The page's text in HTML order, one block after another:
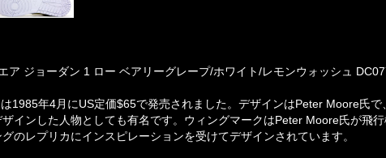
ア ジョーダン 1 ロー ベアリーグレープ/ホワイト/レモンウォッシュ
は1985年4月にUS定価$65で発売されました。デザインはPeter Moore氏
インした人物としても有名です。ウィングマークはPeter Moore氏が飛
のレプリカにインスピレーションを受けてデザインされています。